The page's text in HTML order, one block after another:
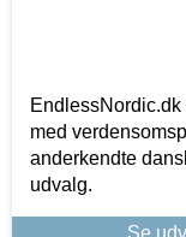
med
anderkendte
udvalg.
Se